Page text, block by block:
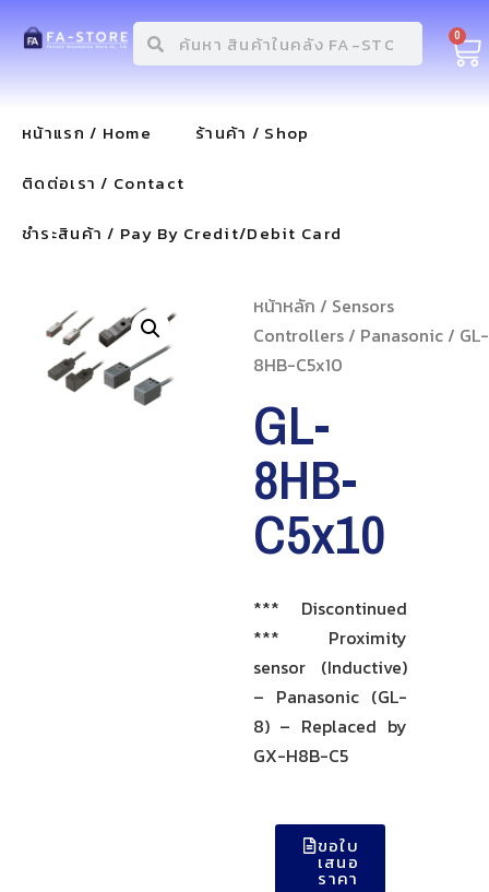
0
หน้าแรก / Home
ร้านค้า / Shop
ติดต่อเรา / Contact
ชำระสินค้า / Pay By Credit/Debit Card
หน้าหลัก / Sensors
Controllers/ Panasonic/ GL-
8HB-C5x10
GL-
8HB-
C5x10
*** Discontinued
*** Proximity
sensor (Inductive)
– Panasonic (GL-
8) – Replaced by
GX-H8B-C5
ขอใบ
เสนอ
ราคา